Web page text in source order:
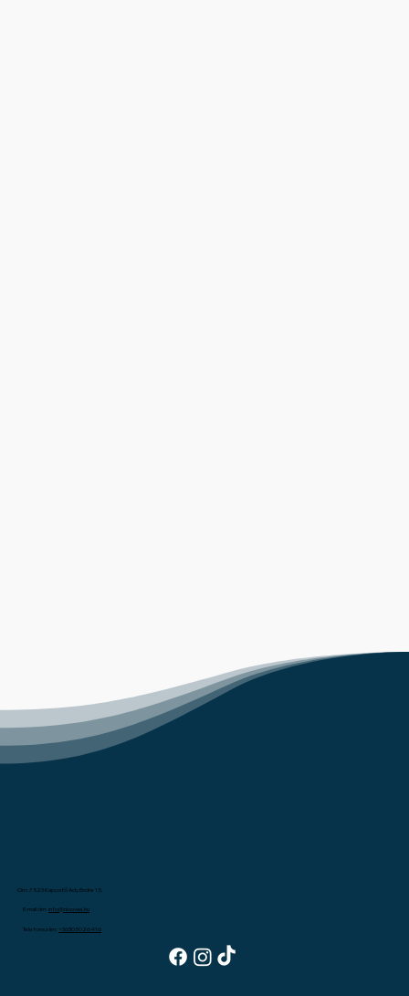
Cím: 7523 Kaposfő Ady Endre 15.
E-mail cím:info@nivovas.hu
Telefonszám: +36305026416